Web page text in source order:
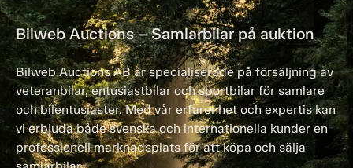
Bilweb Auctions – Samlarbilar på auktion
Bilweb Auctions AB är specialiserade på försäljning av
veteranbilar, entusiastbilar och sportbilar för samlare
och bilentusiaster. Med vår erfarenhet och expertis kan
vi erbjuda både svenska och internationella kunder en
professionell marknadsplats för att köpa och sälja